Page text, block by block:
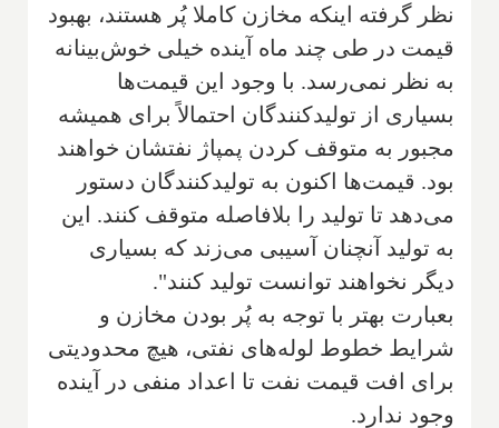
نظر گرفته اینکه مخازن کاملا پُر هستند، بهبود
قیمت در طی چند ماه آینده خیلی خوش‌بینانه
به نظر نمی‌رسد. با وجود این قیمت‌ها
بسیاری از تولیدکنندگان احتمالاً برای همیشه
مجبور به متوقف کردن پمپاژ نفتشان خواهند
بود. قیمت‌ها اکنون به تولیدکنندگان دستور
می‌دهد تا تولید را بلافاصله متوقف کنند. این
به تولید آنچنان آسیبی می‌زند که بسیاری
دیگر نخواهند توانست تولید کنند".
بعبارت بهتر با توجه به پُر بودن مخازن و
شرایط خطوط لوله‌های نفتی، هیچ محدودیتی
برای افت قیمت نفت تا اعداد منفی در آینده
وجود ندارد.